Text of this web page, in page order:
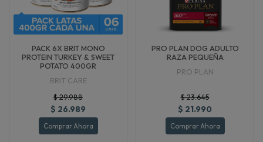
PACK 6X BRIT MONO
PROTEIN TURKEY & SWEET
POTATO 400GR
BRIT CARE
$ 29.988
$ 26.989
Comprar Ahora
PRO PLAN DOG ADULTO
RAZA PEQUEÑA
PRO PLAN
$ 23.645
$ 21.990
Comprar Ahora